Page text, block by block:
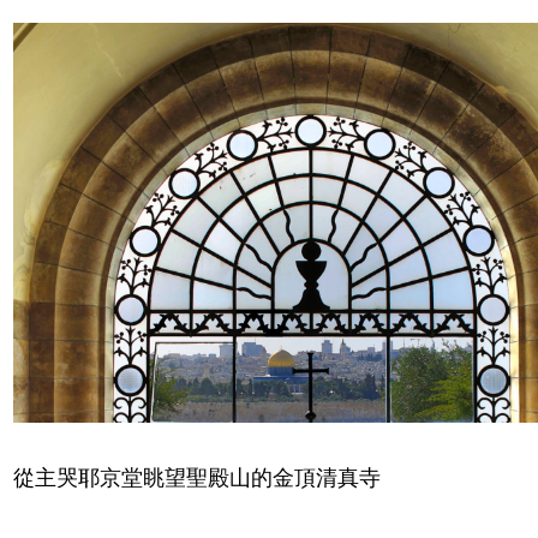
從主哭耶京堂眺望聖殿山的金頂清真寺